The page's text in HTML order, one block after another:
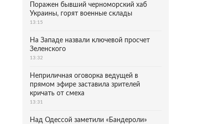
Поражен бывший черноморский хаб
Украины, горят военные склады
13:15
На Западе назвали ключевой просчет
Зеленского
13:32
Неприличная оговорка ведущей в
прямом эфире заставила зрителей
кричать от смеха
13:31
Над Одессой заметили «Бандероли»